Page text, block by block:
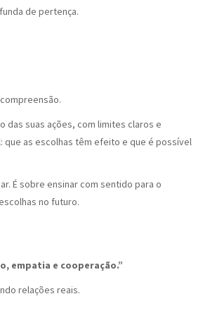
de pertença.
das suas ações, com limites claros e
que as escolhas têm efeito e que é possível
É sobre ensinar com sentido para o
no futuro.
empatia e cooperação.”
relações reais.